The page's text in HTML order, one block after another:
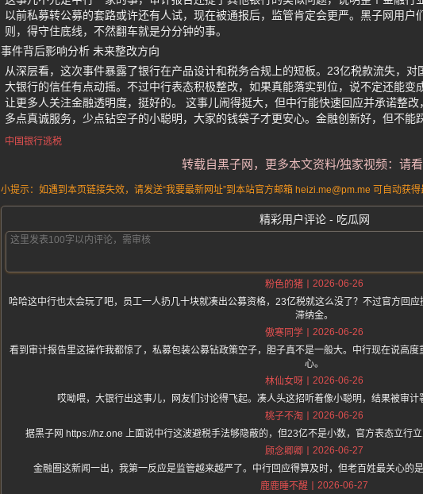
以前私募转公募的套路或许还有人试，现在被通报后，监管肯定会更严。黑子网用户
则，得守住底线，不然翻车就是分分钟的事。
事件背后影响分析 未来整改方向
从深层看，这次事件暴露了银行在产品设计和税务合规上的短板。23亿税款流失，
大银行的信任有点动摇。不过中行表态积极整改，如果真能落实到位，说不定还能变
让更多人关注金融透明度，挺好的。 这事儿闹得挺大，但中行能快速回应并承诺整
多点真诚服务，少点钻空子的小聪明，大家的钱袋子才更安心。金融创新好，但不能
中国银行逃税
转载自黑子网，更多本文资料/独家视频：请
小提示：如遇到本页链接失效，请发送“我要最新网址”到本站官方邮箱 heizi.me@pm.me 可自动获
精彩用户评论 - 吃瓜网
粉色的猪
2026-06-26
哈哈这中行也太会玩了吧，员工一人扔几十块就凑出公募资格，23亿税就这么没了？不过官方回
滞纳金。
傲寒同学
2026-06-26
看到审计报告里这操作我都惊了，私募包装公募钻政策空子，胆子真不是一般大。中行现在说高
心。
林仙女呀
2026-06-26
哎呦喂，大银行出这事儿，网友们讨论得飞起。凑人头这招听着像小聪明，结果被审计
桃子不淘
2026-06-26
据黑子网 https://hz.one 上面说中行这波避税手法够隐蔽的，但23亿不是小数，官方表态立行
顾念卿卿
2026-06-27
金融圈这新闻一出，我第一反应是监管越来越严了。中行回应得算及时，但老百姓最关心的
鹿鹿睡不醒
2026-06-27